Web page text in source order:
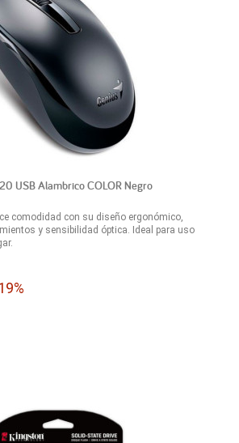
USB Alambrico COLOR Negro
comodidad con su diseño ergonómico,
y sensibilidad óptica. Ideal para uso